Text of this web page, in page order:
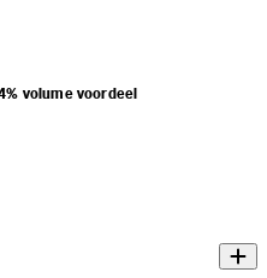
volume voordeel